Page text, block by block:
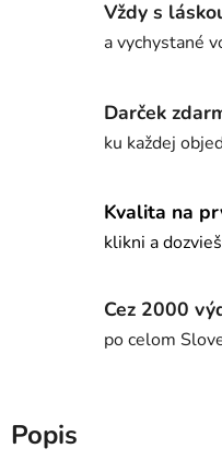
Vždy s
a vychystané
Darček
ku každej
Kvalita na
klikni a
Cez 2000
po celom
Popis